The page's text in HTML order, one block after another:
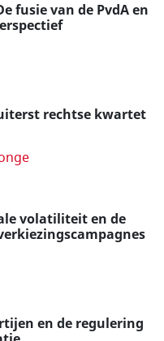
fusie van de PvdA en
rechtse kwartet
volatiliteit en de
en de regulering